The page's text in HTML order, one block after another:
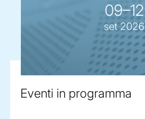
09–12
set 2026
Eventi in programma